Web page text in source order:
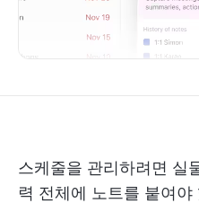
스케줄을 관리하려면 실
력 전체에 노트를 붙여